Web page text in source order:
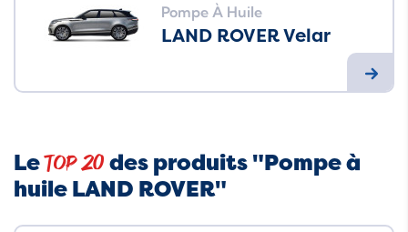
Pompe À Huile
LAND ROVER Velar
LeTop 20 des produits "Pompe à
huile LAND ROVER"